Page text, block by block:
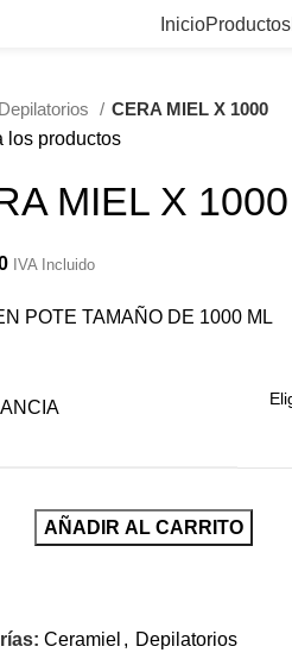
InicioProductos
Depilatorios
CERA MIEL X 1000
los productos
MIEL X 1000
IVA Incluido
POTE TAMAÑO DE 1000 ML
AÑADIR AL CARRITO
Ceramiel , Depilatorios